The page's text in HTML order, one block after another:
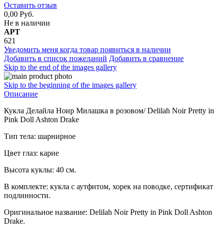
Оставить отзыв
0,00 Руб.
Не в наличии
АРТ
621
Уведомить меня когда товар появиться в наличии
Добавить в список пожеланий Добавить в сравнение
Skip to the end of the images gallery
Skip to the beginning of the images gallery
Описание
Кукла Делайла Ноир Милашка в розовом/ Delilah Noir Pretty in
Pink Doll Ashton Drake
Тип тела: шарнирное
Цвет глаз: карие
Высота куклы: 40 см.
В комплекте: кукла с аутфитом, хорек на поводке, сертификат
подлинности.
Оригинальное название: Delilah Noir Pretty in Pink Doll Ashton
Drake.